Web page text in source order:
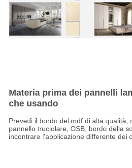
Materia prima dei pannelli
che usando
Prevedi il bordo del mdf di alta qualità,
pannello truciolare, OSB, bordo della
incontrare l'applicazione differente dei